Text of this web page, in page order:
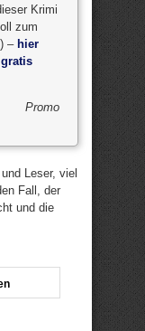
Krimi
zum
– hier
Promo
Leser, viel
Fall, der
und die